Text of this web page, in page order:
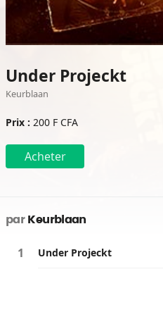
Under Projeckt
Keurblaan
Prix : 200 F CFA
Acheter
par Keurblaan
Under Projeckt